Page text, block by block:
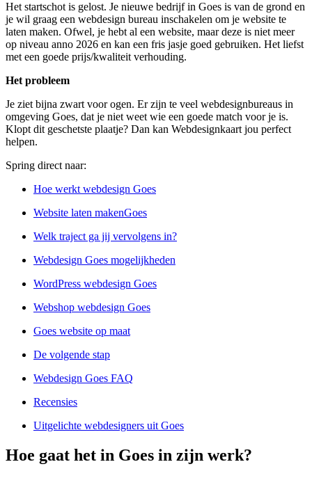
Het startschot is gelost. Je nieuwe bedrijf in Goes is van de grond en
je wil graag een webdesign bureau inschakelen om je website te
laten maken. Ofwel, je hebt al een website, maar deze is niet meer
op niveau anno 2026 en kan een fris jasje goed gebruiken. Het liefst
met een goede prijs/kwaliteit verhouding.
Het probleem
Je ziet bijna zwart voor ogen. Er zijn te veel webdesignbureaus in
omgeving Goes, dat je niet weet wie een goede match voor je is.
Klopt dit geschetste plaatje? Dan kan Webdesignkaart jou perfect
helpen.
Spring direct naar:
Hoe werkt webdesign Goes
Website laten makenGoes
Welk traject ga jij vervolgens in?
Webdesign Goes mogelijkheden
WordPress webdesign Goes
Webshop webdesign Goes
Goes website op maat
De volgende stap
Webdesign Goes FAQ
Recensies
Uitgelichte webdesigners uit Goes
Hoe gaat het in Goes in zijn werk?